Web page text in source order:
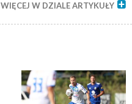
WIĘCEJ W DZIALE ARTYKUŁY